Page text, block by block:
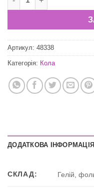
Артикул: 48338
Категорія: Кола
ДОДАТКОВА ІНФОРМАЦІЯ
СКЛАД: Гелій,